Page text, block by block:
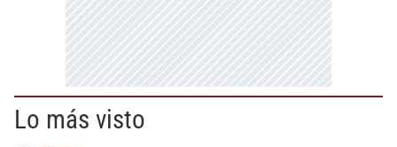
Lo más visto